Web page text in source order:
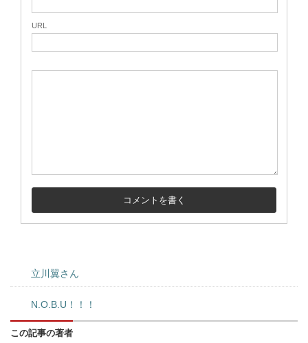
URL
立川翼さん
N.O.B.U！！！
この記事の著者